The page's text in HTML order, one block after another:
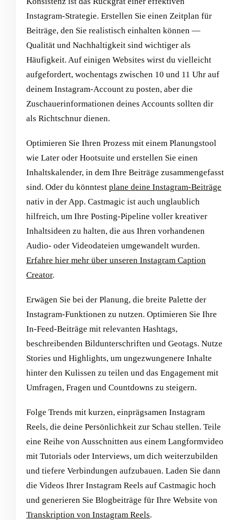
Instagram-Strategie. Erstellen Sie einen Zeitplan für
Beiträge, den Sie realistisch einhalten können —
Qualität und Nachhaltigkeit sind wichtiger als
Häufigkeit. Auf einigen Websites wirst du vielleicht
aufgefordert, wochentags zwischen 10 und 11 Uhr auf
deinem Instagram-Account zu posten, aber die
Zuschauerinformationen deines Accounts sollten dir
als Richtschnur dienen.
Optimieren Sie Ihren Prozess mit einem Planungstool
wie Later oder Hootsuite und erstellen Sie einen
Inhaltskalender, in dem Ihre Beiträge zusammengefasst
sind. Oder du könntest plane deine Instagram-Beiträge
nativ in der App. Castmagic ist auch unglaublich
hilfreich, um Ihre Posting-Pipeline voller kreativer
Inhaltsideen zu halten, die aus Ihren vorhandenen
Audio- oder Videodateien umgewandelt wurden.
Erfahre hier mehr über unseren Instagram Caption
Creator.
Erwägen Sie bei der Planung, die breite Palette der
Instagram-Funktionen zu nutzen. Optimieren Sie Ihre
In-Feed-Beiträge mit relevanten Hashtags,
beschreibenden Bildunterschriften und Geotags. Nutze
Stories und Highlights, um ungezwungenere Inhalte
hinter den Kulissen zu teilen und das Engagement mit
Umfragen, Fragen und Countdowns zu steigern.
Folge Trends mit kurzen, einprägsamen Instagram
Reels, die deine Persönlichkeit zur Schau stellen. Teile
eine Reihe von Ausschnitten aus einem Langformvideo
mit Tutorials oder Interviews, um dich weiterzubilden
und tiefere Verbindungen aufzubauen. Laden Sie dann
die Videos Ihrer Instagram Reels auf Castmagic hoch
und generieren Sie Blogbeiträge für Ihre Website von
Transkription von Instagram Reels.